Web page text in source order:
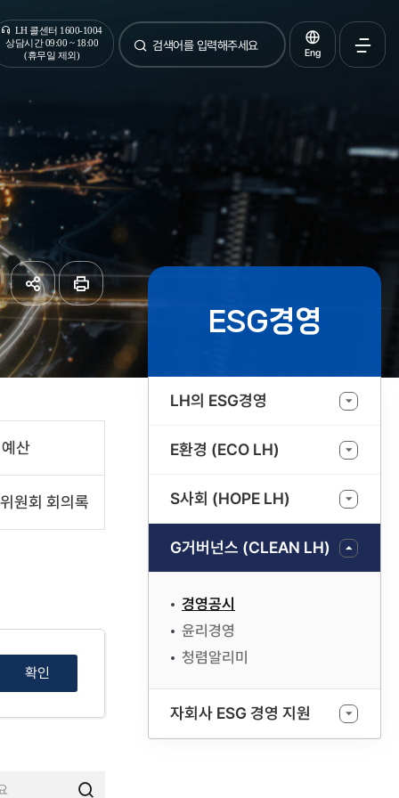
LH 콜센터 1600-1004
상담시간 09:00 ~ 18:00
(휴무일 제외)
통합검색
검색 Eng
ESG경영
LH의 ESG경영
E환경 (ECO LH)
S사회 (HOPE LH)
G거버넌스 (CLEAN LH)
경영공시
윤리경영
청렴알리미
자회사 ESG 경영 지원
공유하기
페이지
예산
원회 회의록
확인